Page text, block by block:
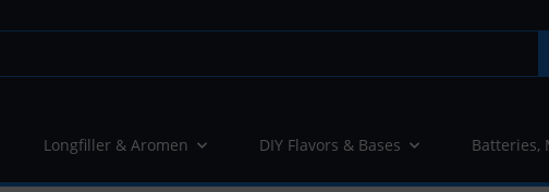
Longfiller & Aromen DIY Flavors & Bases Batteries,